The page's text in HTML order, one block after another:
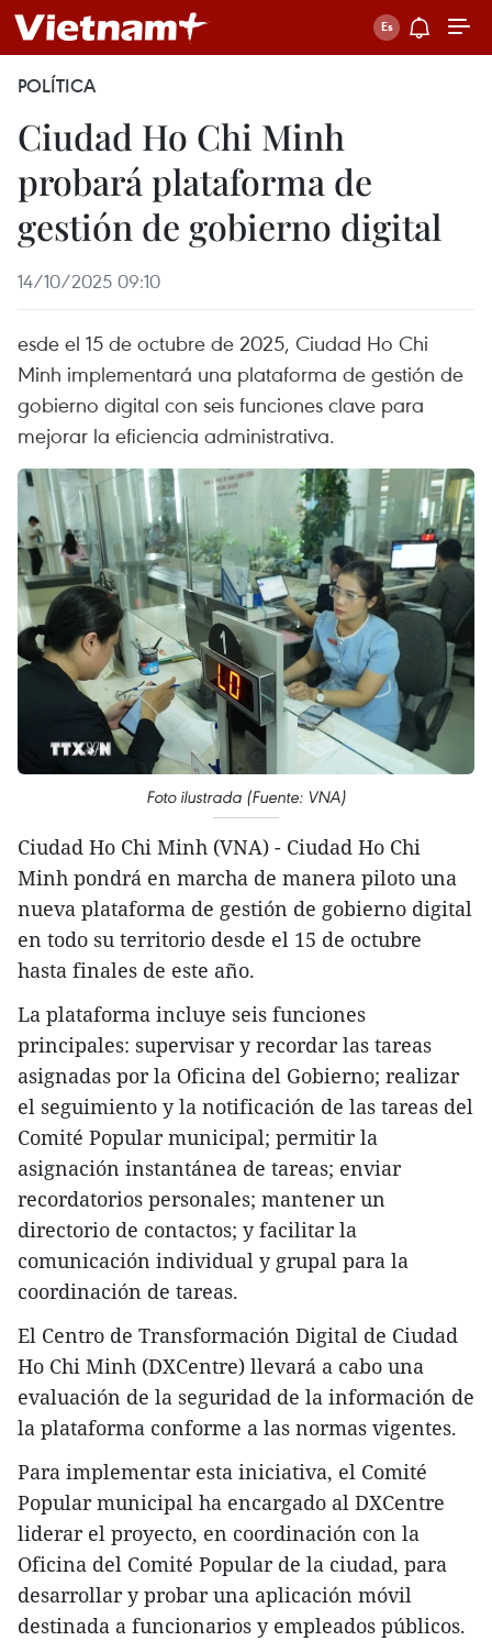
POLÍTICA
Ciudad Ho Chi Minh
probará plataforma de
gestión de gobierno digital
14/10/2025 09:10
esde el 15 de octubre de 2025, Ciudad Ho Chi
Minh implementará una plataforma de gestión de
gobierno digital con seis funciones clave para
mejorar la eficiencia administrativa.
Foto ilustrada (Fuente: VNA)
Ciudad Ho Chi Minh (VNA) - Ciudad Ho Chi
Minh pondrá en marcha de manera piloto una
nueva plataforma de gestión de gobierno digital
en todo su territorio desde el 15 de octubre
hasta finales de este año.
La plataforma incluye seis funciones
principales: supervisar y recordar las tareas
asignadas por la Oficina del Gobierno; realizar
el seguimiento y la notificación de las tareas del
Comité Popular municipal; permitir la
asignación instantánea de tareas; enviar
recordatorios personales; mantener un
directorio de contactos; y facilitar la
comunicación individual y grupal para la
coordinación de tareas.
El Centro de Transformación Digital de Ciudad
Ho Chi Minh (DXCentre) llevará a cabo una
evaluación de la seguridad de la información de
la plataforma conforme a las normas vigentes.
Para implementar esta iniciativa, el Comité
Popular municipal ha encargado al DXCentre
liderar el proyecto, en coordinación con la
Oficina del Comité Popular de la ciudad, para
desarrollar y probar una aplicación móvil
destinada a funcionarios y empleados públicos.